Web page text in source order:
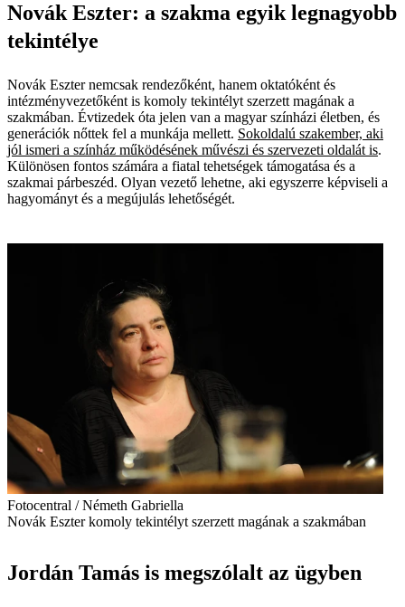
Novák Eszter: a szakma egyik legnagyobb
tekintélye
Novák Eszter nemcsak rendezőként, hanem oktatóként és
intézményvezetőként is komoly tekintélyt szerzett magának a
szakmában. Évtizedek óta jelen van a magyar színházi életben, és
generációk nőttek fel a munkája mellett. Sokoldalú szakember, aki
jól ismeri a színház működésének művészi és szervezeti oldalát is.
Különösen fontos számára a fiatal tehetségek támogatása és a
szakmai párbeszéd. Olyan vezető lehetne, aki egyszerre képviseli a
hagyományt és a megújulás lehetőségét.
Fotocentral / Németh Gabriella
Novák Eszter komoly tekintélyt szerzett magának a szakmában
Jordán Tamás is megszólalt az ügyben